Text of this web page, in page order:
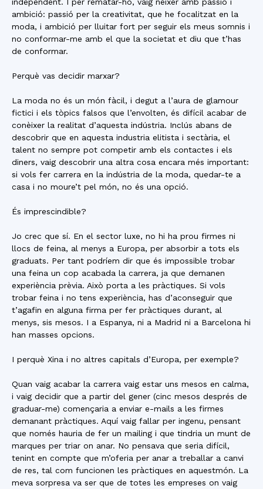
ambició: passió per la creativitat, que he focalitzat en la
moda, i ambició per lluitar fort per seguir els meus somnis i
no conformar-me amb el que la societat et diu que t’has
de conformar.
Perquè vas decidir marxar?
La moda no és un món fàcil, i degut a l’aura de glamour
fictici i els tòpics falsos que l’envolten, és difícil acabar de
conèixer la realitat d’aquesta indústria. Inclús abans de
descobrir que en aquesta industria elitista i sectària, el
talent no sempre pot competir amb els contactes i els
diners, vaig descobrir una altra cosa encara més important:
si vols fer carrera en la indústria de la moda, quedar-te a
casa i no moure’t pel món, no és una opció.
És imprescindible?
Jo crec que sí. En el sector luxe, no hi ha prou firmes ni
llocs de feina, al menys a Europa, per absorbir a tots els
graduats. Per tant podríem dir que és impossible trobar
una feina un cop acabada la carrera, ja que demanen
experiència prèvia. Això porta a les pràctiques. Si vols
trobar feina i no tens experiència, has d’aconseguir que
t’agafin en alguna firma per fer pràctiques durant, al
menys, sis mesos. I a Espanya, ni a Madrid ni a Barcelona hi
han masses opcions.
I perquè Xina i no altres capitals d’Europa, per exemple?
Quan vaig acabar la carrera vaig estar uns mesos en calma,
i vaig decidir que a partir del gener (cinc mesos després de
graduar-me) començaria a enviar e-mails a les firmes
demanant pràctiques. Aquí vaig fallar per ingenu, pensant
que només hauria de fer un mailing i que tindria un munt de
marques per triar on anar. No pensava que seria difícil,
tenint en compte que m’oferia per anar a treballar a canvi
de res, tal com funcionen les pràctiques en aquestmón. La
meva sorpresa va ser que de totes les empreses on vaig